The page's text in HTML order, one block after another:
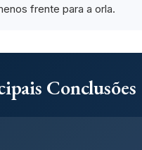
frente para a orla.
Conclusões